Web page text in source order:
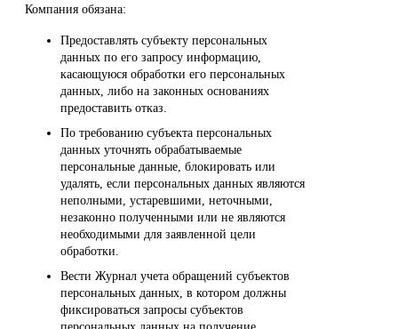
Компания обязана:
Предоставлять субъекту персональных
данных по его запросу информацию,
касающуюся обработки его персональных
данных, либо на законных основаниях
предоставить отказ.
По требованию субъекта персональных
данных уточнять обрабатываемые
персональные данные, блокировать или
удалять, если персональных данных являются
неполными, устаревшими, неточными,
незаконно полученными или не являются
необходимыми для заявленной цели
обработки.
Вести Журнал учета обращений субъектов
персональных данных, в котором должны
фиксироваться запросы субъектов